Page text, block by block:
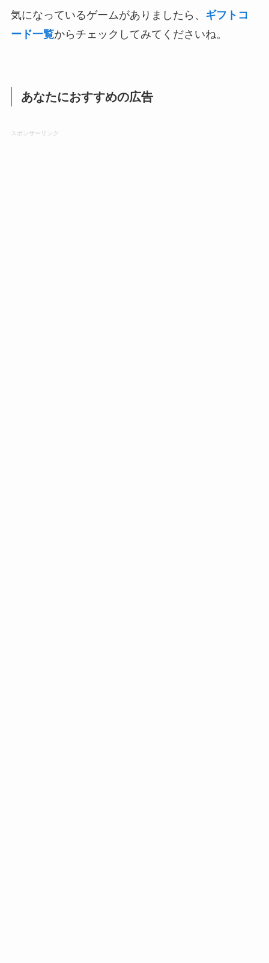
気になっているゲームがありましたら、 ギフトコ
ード一覧からチェックしてみてくださいね。
あなたにおすすめの広告
スポンサーリンク